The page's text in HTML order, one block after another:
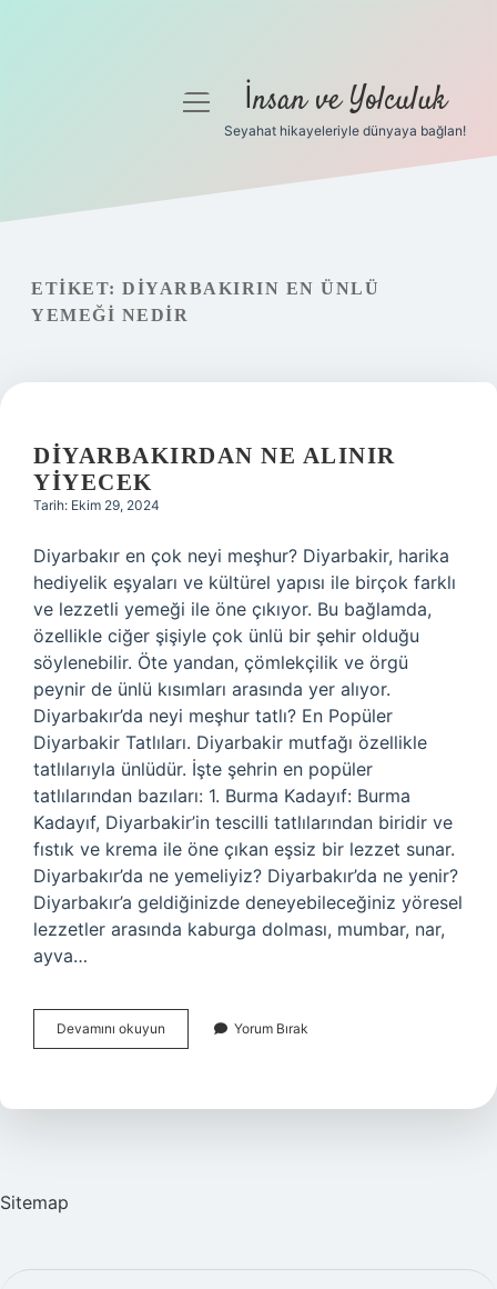
Gizlilik Politikası
Hakkımızda
menüyü İnsan ve Yolculuk
Seyahat hikayeleriyle dünyaya bağlan!
ETIKET: DIYARBAKIRIN EN ÜNLÜ
YEMEĞI NEDIR
DIYARBAKIRDAN NE ALINIR
YIYECEK
Tarih: Ekim 29, 2024
Diyarbakır en çok neyi meşhur? Diyarbakir, harika
hediyelik eşyaları ve kültürel yapısı ile birçok farklı
ve lezzetli yemeği ile öne çıkıyor. Bu bağlamda,
özellikle ciğer şişiyle çok ünlü bir şehir olduğu
söylenebilir. Öte yandan, çömlekçilik ve örgü
peynir de ünlü kısımları arasında yer alıyor.
Diyarbakır’da neyi meşhur tatlı? En Popüler
Diyarbakir Tatlıları. Diyarbakir mutfağı özellikle
tatlılarıyla ünlüdür. İşte şehrin en popüler
tatlılarından bazıları: 1. Burma Kadayıf: Burma
Kadayıf, Diyarbakir’in tescilli tatlılarından biridir ve
fıstık ve krema ile öne çıkan eşsiz bir lezzet sunar.
Diyarbakır’da ne yemeliyiz? Diyarbakır’da ne yenir?
Diyarbakır’a geldiğinizde deneyebileceğiniz yöresel
lezzetler arasında kaburga dolması, mumbar, nar,
ayva…
Devamını okuyun Diyarbakırdan
Ne
Yorum Bırak
Sitemap